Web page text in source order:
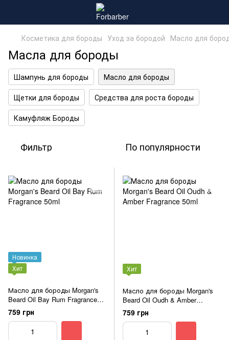
Косметика для бороды Уход за бородой Масло для
Масла для бороды
Шампунь для бороды
Масло для бороды
Щетки для бороды
Средства для роста бороды
Камуфляж Бороды
Фильтр По популярности
Новинка
Хит
Масло для бороды Morgan's
Beard Oil Bay Rum Fragrance
50ml
759 грн
Хит
Масло для бороды Morgan's
Beard Oil Oudh & Amber
Fragrance 50ml
759 грн